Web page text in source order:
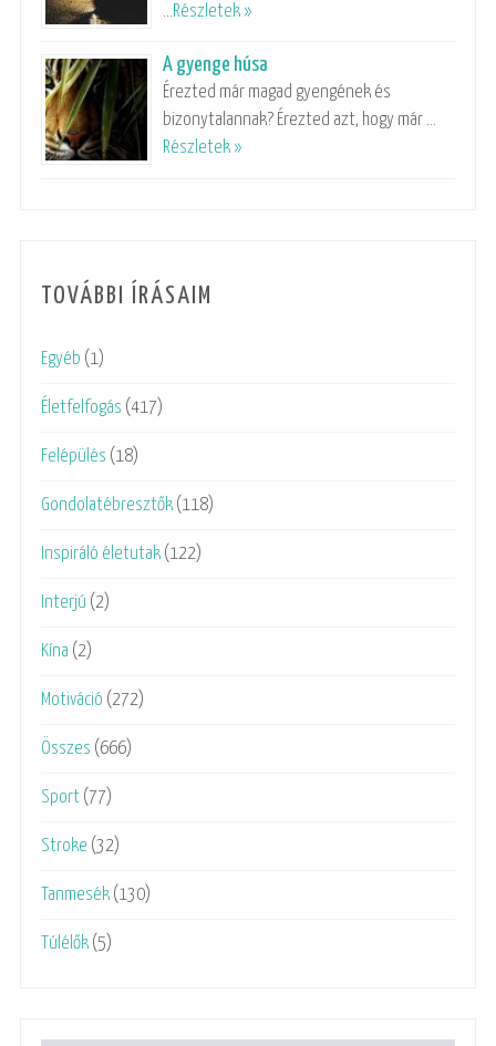
…Részletek »
A gyenge húsa
Érezted már magad gyengének és
bizonytalannak? Érezted azt, hogy már …
Részletek »
TOVÁBBI ÍRÁSAIM
Egyéb (1)
Életfelfogás (417)
Felépülés (18)
Gondolatébresztők (118)
Inspiráló életutak (122)
Interjú (2)
Kína (2)
Motiváció (272)
Összes (666)
Sport (77)
Stroke (32)
Tanmesék (130)
Túlélők (5)